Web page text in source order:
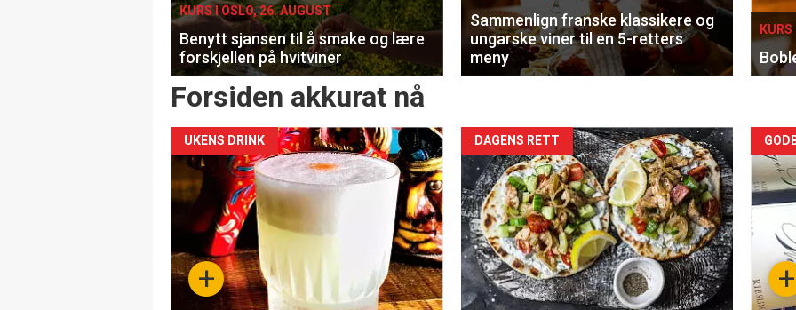
KURS I OSLO, 26. AUGUST
Benytt sjansen til å smake og lære
forskjellen på hvitviner
Sammenlign franske klassikere og
ungarske viner til en 5-retters
meny
Forsiden akkurat nå
+
UKENS DRINK
Forsiden
akkurat
nå
-
2
DAGENS RETT
nå
3 +